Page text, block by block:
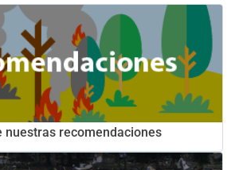
nuestras recomendaciones